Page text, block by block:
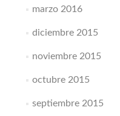
marzo 2016
diciembre 2015
noviembre 2015
octubre 2015
septiembre 2015